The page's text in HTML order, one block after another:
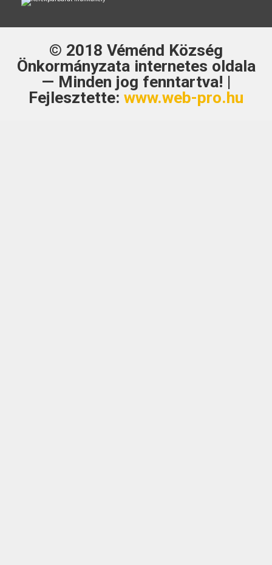
© 2018 Véménd Község
Önkormányzata internetes oldala
— Minden jog fenntartva! |
Fejlesztette: www.web-pro.hu